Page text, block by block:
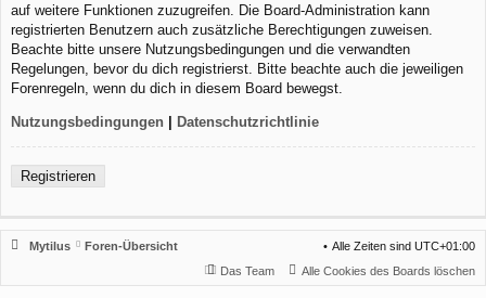
auf weitere Funktionen zuzugreifen. Die Board-Administration kann
registrierten Benutzern auch zusätzliche Berechtigungen zuweisen.
Beachte bitte unsere Nutzungsbedingungen und die verwandten
Regelungen, bevor du dich registrierst. Bitte beachte auch die jeweiligen
Forenregeln, wenn du dich in diesem Board bewegst.
Nutzungsbedingungen | Datenschutzrichtlinie
Registrieren
Mytilus Foren-Übersicht Alle Zeiten sind UTC+01:00
Alle Cookies des Boards löschen
Das Team